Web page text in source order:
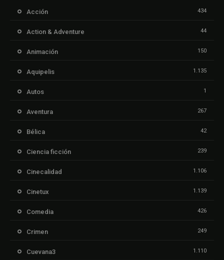
Acción 434
Action & Adventure 44
Animación 150
Aquipelis 1.135
Autos 1
Aventura 267
Bélica 42
Ciencia ficción 239
Cinecalidad 1.106
Cinetux 1.139
Comedia 426
Crimen 249
Cuevana3 1.110